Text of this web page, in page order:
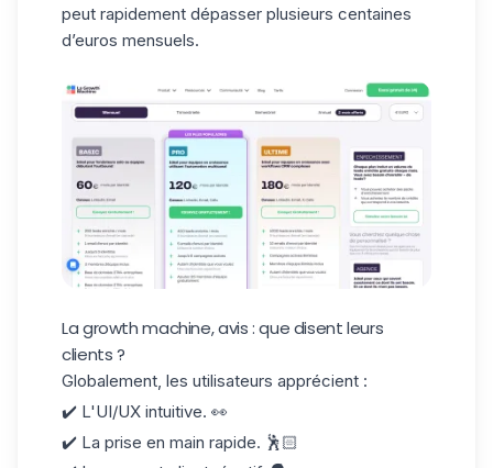
peut rapidement dépasser plusieurs centaines
d’euros mensuels.
La growth machine, avis : que disent leurs
clients ?
Globalement, les utilisateurs apprécient :
✔️ L'UI/UX intuitive. 👀
✔️ La prise en main rapide. 🕺🏻